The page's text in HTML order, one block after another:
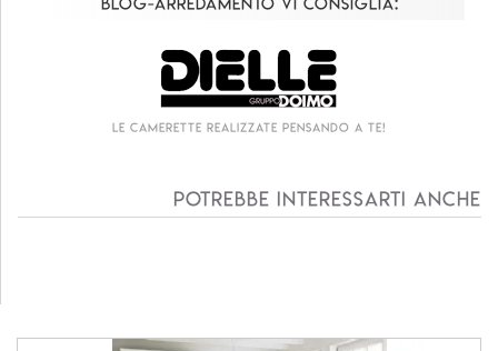
Le camerette realizzate pensando a te!
Potrebbe interessarti anche